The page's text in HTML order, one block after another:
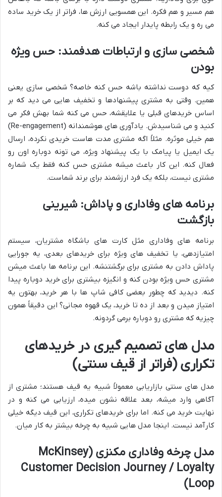
هم مسیر و هم فکره. این همسویی ارزش ها، فراتر از یک خرید ساده
می ره و یک رابطه پایدار ایجاد می کنه.
شخصی سازی و ارتباطات هدفمند: حس ویژه
بودن
کیه که دوست نداشته باشه حس کنه خاصه؟ شخصی سازی یعنی
همین. وقتی به مشتری پیشنهادها و تخفیف هایی می دید که بر
اساس خریدهای قبلی یا علایقشه، حس می کنه شما بهش فکر می
کنید و می شناسیدش. یادآوری های هوشمندانه (Re-engagement)
هم خیلی موثره. مثلاً اگه مشتری مدت هاست خریدی نکرده، ارسال
یک ایمیل یا پیامک با یک پیشنهاد ویژه، می تونه دوباره اون رو
فعال کنه. این کار باعث میشه مشتری حس کنه فقط یک شماره
مشتری نیست، بلکه یک فرد ارزشمند برای برند شماست.
برنامه های وفاداری و پاداش: شیرینی
بازگشت
برنامه های وفاداری مثل کارت های باشگاه مشتریان، سیستم
امتیازدهی، یا تخفیف های ویژه برای خریدهای بعدی، یه جورایی
پاداش دادن به مشتری برای برگشتنشه. این برنامه ها باعث میشن
مشتری حس ویژه بودن کنه و انگیزه بیشتری برای خرید دوباره پیدا
کنه. دیدید که چطور بعضی کافی شاپ ها با هر خرید، بهتون یه
امتیاز میدن و بعد از ده تا خرید، یک قهوه مجانی؟ این دقیقاً همون
چیزیه که مشتری رو دوباره برمی گردونه.
مدل های تصمیم گیری در خریدهای
تکراری (فراتر از قیف سنتی)
مدل های سنتی بازاریابی معمولاً شبیه یه قیف هستند؛ مشتری از
آگاهی وارد میشه، بعد علاقه نشون میده، ارزیابی می کنه و در
نهایت خرید می کنه. اما برای خریدهای تکراری، این قیف دیگه خیلی
کارآمد نیست. اینجا مدل هایی شبیه به چرخه بیشتر به کار میان.
مدل چرخه وفاداری مکنزی (McKinsey
Customer Decision Journey / Loyalty
Loop)